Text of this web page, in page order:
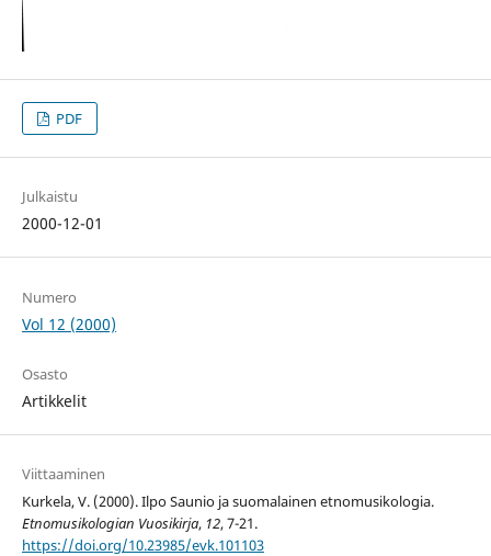
PDF
Julkaistu
2000-12-01
Numero
Vol 12 (2000)
Osasto
Artikkelit
Viittaaminen
Kurkela, V. (2000). Ilpo Saunio ja suomalainen etnomusikologia.
Etnomusikologian Vuosikirja, 12, 7-21.
https://doi.org/10.23985/evk.101103